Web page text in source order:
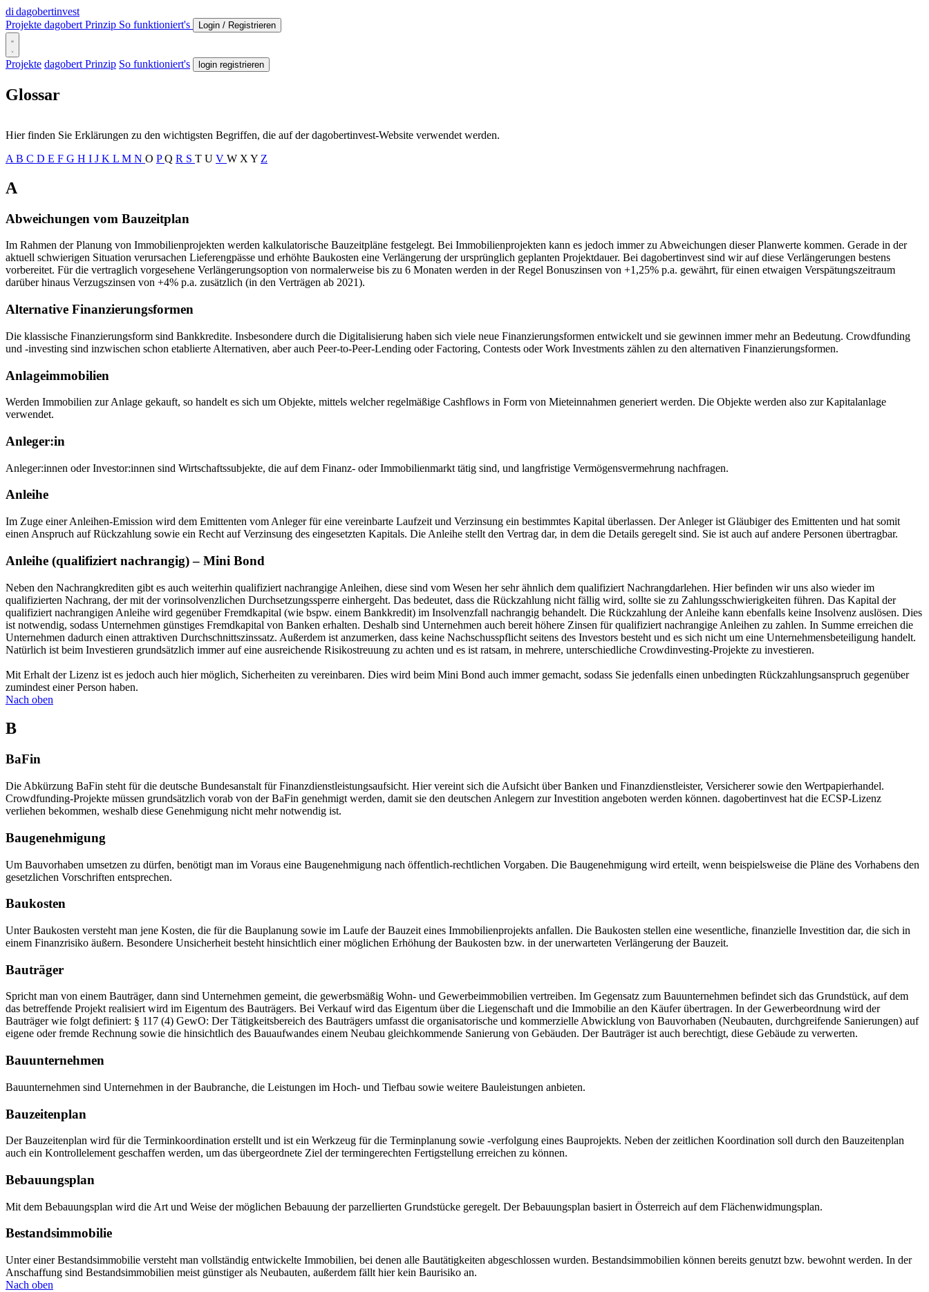
di dagobertinvest
Projekte dagobert Prinzip So funktioniert's Login / Registrieren
Projekte dagobert Prinzip So funktioniert's login registrieren
Glossar
Hier finden Sie Erklärungen zu den wichtigsten Begriffen, die auf der dagobertinvest-Website verwendet werden.
A B C D E F G H I J K L M N O PQ R S T U V W X Y Z
A
Abweichungen vom Bauzeitplan
Im Rahmen der Planung von Immobilienprojekten werden kalkulatorische Bauzeitpläne festgelegt. Bei Immobilienprojekten kann es jedoch immer zu Abweichungen dieser Planwerte kommen. Gerade in der
aktuell schwierigen Situation verursachen Lieferengpässe und erhöhte Baukosten eine Verlängerung der ursprünglich geplanten Projektdauer. Bei dagobertinvest sind wir auf diese Verlängerungen bestens
vorbereitet. Für die vertraglich vorgesehene Verlängerungsoption von normalerweise bis zu 6 Monaten werden in der Regel Bonuszinsen von +1,25% p.a. gewährt, für einen etwaigen Verspätungszeitraum
darüber hinaus Verzugszinsen von +4% p.a. zusätzlich (in den Verträgen ab 2021).
Alternative Finanzierungsformen
Die klassische Finanzierungsform sind Bankkredite. Insbesondere durch die Digitalisierung haben sich viele neue Finanzierungsformen entwickelt und sie gewinnen immer mehr an Bedeutung. Crowdfunding
und -investing sind inzwischen schon etablierte Alternativen, aber auch Peer-to-Peer-Lending oder Factoring, Contests oder Work Investments zählen zu den alternativen Finanzierungsformen.
Anlageimmobilien
Werden Immobilien zur Anlage gekauft, so handelt es sich um Objekte, mittels welcher regelmäßige Cashflows in Form von Mieteinnahmen generiert werden. Die Objekte werden also zur Kapitalanlage
verwendet.
Anleger:in
Anleger:innen oder Investor:innen sind Wirtschaftssubjekte, die auf dem Finanz- oder Immobilienmarkt tätig sind, und langfristige Vermögensvermehrung nachfragen.
Anleihe
Im Zuge einer Anleihen-Emission wird dem Emittenten vom Anleger für eine vereinbarte Laufzeit und Verzinsung ein bestimmtes Kapital überlassen. Der Anleger ist Gläubiger des Emittenten und hat somit
einen Anspruch auf Rückzahlung sowie ein Recht auf Verzinsung des eingesetzten Kapitals. Die Anleihe stellt den Vertrag dar, in dem die Details geregelt sind. Sie ist auch auf andere Personen übertragbar.
Anleihe (qualifiziert nachrangig) – Mini Bond
Neben den Nachrangkrediten gibt es auch weiterhin qualifiziert nachrangige Anleihen, diese sind vom Wesen her sehr ähnlich dem qualifiziert Nachrangdarlehen. Hier befinden wir uns also wieder im
qualifizierten Nachrang, der mit der vorinsolvenzlichen Durchsetzungssperre einhergeht. Das bedeutet, dass die Rückzahlung nicht fällig wird, sollte sie zu Zahlungsschwierigkeiten führen. Das Kapital der
qualifiziert nachrangigen Anleihe wird gegenüber Fremdkapital (wie bspw. einem Bankkredit) im Insolvenzfall nachrangig behandelt. Die Rückzahlung der Anleihe kann ebenfalls keine Insolvenz auslösen. Dies
ist notwendig, sodass Unternehmen günstiges Fremdkapital von Banken erhalten. Deshalb sind Unternehmen auch bereit höhere Zinsen für qualifiziert nachrangige Anleihen zu zahlen. In Summe erreichen die
Unternehmen dadurch einen attraktiven Durchschnittszinssatz. Außerdem ist anzumerken, dass keine Nachschusspflicht seitens des Investors besteht und es sich nicht um eine Unternehmensbeteiligung handelt.
Natürlich ist beim Investieren grundsätzlich immer auf eine ausreichende Risikostreuung zu achten und es ist ratsam, in mehrere, unterschiedliche Crowdinvesting-Projekte zu investieren.
Mit Erhalt der Lizenz ist es jedoch auch hier möglich, Sicherheiten zu vereinbaren. Dies wird beim Mini Bond auch immer gemacht, sodass Sie jedenfalls einen unbedingten Rückzahlungsanspruch gegenüber
zumindest einer Person haben.
Nach oben
B
BaFin
Die Abkürzung BaFin steht für die deutsche Bundesanstalt für Finanzdienstleistungsaufsicht. Hier vereint sich die Aufsicht über Banken und Finanzdienstleister, Versicherer sowie den Wertpapierhandel.
Crowdfunding-Projekte müssen grundsätzlich vorab von der BaFin genehmigt werden, damit sie den deutschen Anlegern zur Investition angeboten werden können. dagobertinvest hat die ECSP-Lizenz
verliehen bekommen, weshalb diese Genehmigung nicht mehr notwendig ist.
Baugenehmigung
Um Bauvorhaben umsetzen zu dürfen, benötigt man im Voraus eine Baugenehmigung nach öffentlich-rechtlichen Vorgaben. Die Baugenehmigung wird erteilt, wenn beispielsweise die Pläne des Vorhabens den
gesetzlichen Vorschriften entsprechen.
Baukosten
Unter Baukosten versteht man jene Kosten, die für die Bauplanung sowie im Laufe der Bauzeit eines Immobilienprojekts anfallen. Die Baukosten stellen eine wesentliche, finanzielle Investition dar, die sich in
einem Finanzrisiko äußern. Besondere Unsicherheit besteht hinsichtlich einer möglichen Erhöhung der Baukosten bzw. in der unerwarteten Verlängerung der Bauzeit.
Bauträger
Spricht man von einem Bauträger, dann sind Unternehmen gemeint, die gewerbsmäßig Wohn- und Gewerbeimmobilien vertreiben. Im Gegensatz zum Bauunternehmen befindet sich das Grundstück, auf dem
das betreffende Projekt realisiert wird im Eigentum des Bauträgers. Bei Verkauf wird das Eigentum über die Liegenschaft und die Immobilie an den Käufer übertragen. In der Gewerbeordnung wird der
Bauträger wie folgt definiert: § 117 (4) GewO: Der Tätigkeitsbereich des Bauträgers umfasst die organisatorische und kommerzielle Abwicklung von Bauvorhaben (Neubauten, durchgreifende Sanierungen) auf
eigene oder fremde Rechnung sowie die hinsichtlich des Bauaufwandes einem Neubau gleichkommende Sanierung von Gebäuden. Der Bauträger ist auch berechtigt, diese Gebäude zu verwerten.
Bauunternehmen
Bauunternehmen sind Unternehmen in der Baubranche, die Leistungen im Hoch- und Tiefbau sowie weitere Bauleistungen anbieten.
Bauzeitenplan
Der Bauzeitenplan wird für die Terminkoordination erstellt und ist ein Werkzeug für die Terminplanung sowie -verfolgung eines Bauprojekts. Neben der zeitlichen Koordination soll durch den Bauzeitenplan
auch ein Kontrollelement geschaffen werden, um das übergeordnete Ziel der termingerechten Fertigstellung erreichen zu können.
Bebauungsplan
Mit dem Bebauungsplan wird die Art und Weise der möglichen Bebauung der parzellierten Grundstücke geregelt. Der Bebauungsplan basiert in Österreich auf dem Flächenwidmungsplan.
Bestandsimmobilie
Unter einer Bestandsimmobilie versteht man vollständig entwickelte Immobilien, bei denen alle Bautätigkeiten abgeschlossen wurden. Bestandsimmobilien können bereits genutzt bzw. bewohnt werden. In der
Anschaffung sind Bestandsimmobilien meist günstiger als Neubauten, außerdem fällt hier kein Baurisiko an.
Nach oben